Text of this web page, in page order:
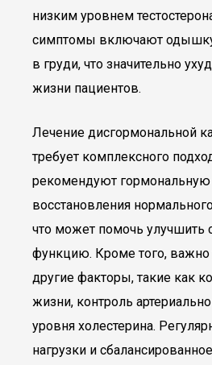
низким уровнем
симптомы включают
в груди, что значительно
жизни пациентов.
Лечение дисгормональной
требует комплексного
рекомендуют
восстановления
что может помочь улучшить
функцию. Кроме того, важно
другие факторы, такие как
жизни, контроль
уровня холестерина.
нагрузки и